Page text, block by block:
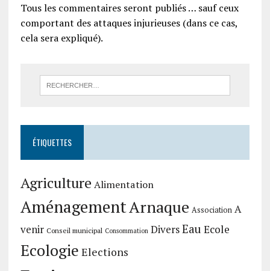
Tous les commentaires seront publiés … sauf ceux
comportant des attaques injurieuses (dans ce cas,
cela sera expliqué).
ÉTIQUETTES
Agriculture Alimentation
AménagementArnaque Association A
venir Conseil municipal Consommation DiversEau Ecole
Ecologie Elections